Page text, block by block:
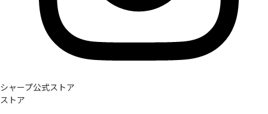
シャープ公式ストア
ストア